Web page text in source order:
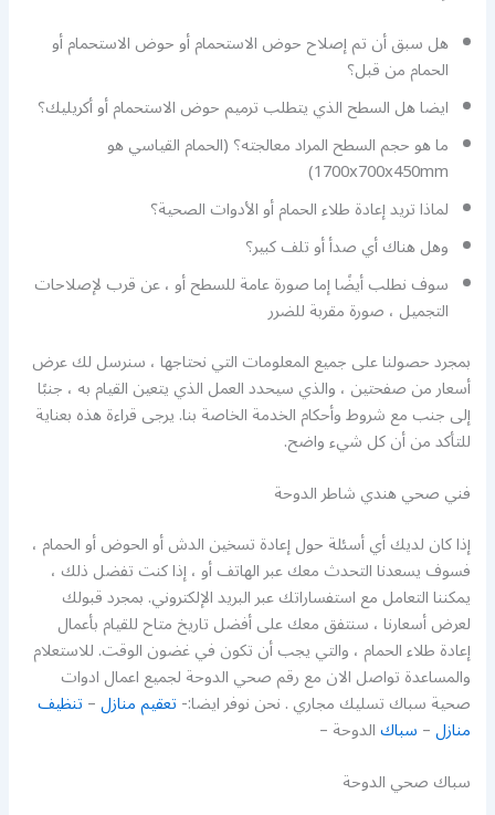
هل سبق أن تم إصلاح حوض الاستحمام أو حوض الاستحمام أو
الحمام من قبل؟
ايضا هل السطح الذي يتطلب ترميم حوض الاستحمام أو أكريليك؟
ما هو حجم السطح المراد معالجته؟ (الحمام القياسي هو
1700x700x450mm)
لماذا تريد إعادة طلاء الحمام أو الأدوات الصحية؟
وهل هناك أي صدأ أو تلف كبير؟
سوف نطلب أيضًا إما صورة عامة للسطح أو ، عن قرب لإصلاحات
التجميل ، صورة مقربة للضرر
بمجرد حصولنا على جميع المعلومات التي نحتاجها ، سنرسل لك عرض
أسعار من صفحتين ، والذي سيحدد العمل الذي يتعين القيام به ، جنبًا
إلى جنب مع شروط وأحكام الخدمة الخاصة بنا. يرجى قراءة هذه بعناية
للتأكد من أن كل شيء واضح.
فني صحي هندي شاطر الدوحة
إذا كان لديك أي أسئلة حول إعادة تسخين الدش أو الحوض أو الحمام ،
فسوف يسعدنا التحدث معك عبر الهاتف أو ، إذا كنت تفضل ذلك ،
يمكننا التعامل مع استفساراتك عبر البريد الإلكتروني. بمجرد قبولك
لعرض أسعارنا ، سنتفق معك على أفضل تاريخ متاح للقيام بأعمال
إعادة طلاء الحمام ، والتي يجب أن تكون في غضون الوقت. للاستعلام
والمساعدة تواصل الان مع رقم صحي الدوحة لجميع اعمال ادوات
صحية سباك تسليك مجاري . نحن نوفر ايضا:-تعقيم منازل–تنظيف
منازل–سباكالدوحة –
سباك صحي الدوحة